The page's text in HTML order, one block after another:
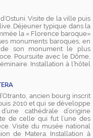
Visite de la ville puis
Déjeuner typique dans la
la « Florence baroque»
monuments baroques, en
son monument le plus
Poursuite avec le Dôme,
Installation à l’hôtel
ancien bourg inscrit
2010 et qui se développe
cathédrale d’origine
de celle qui fut l’une des
Visite du musée national
de Matera. Installation à